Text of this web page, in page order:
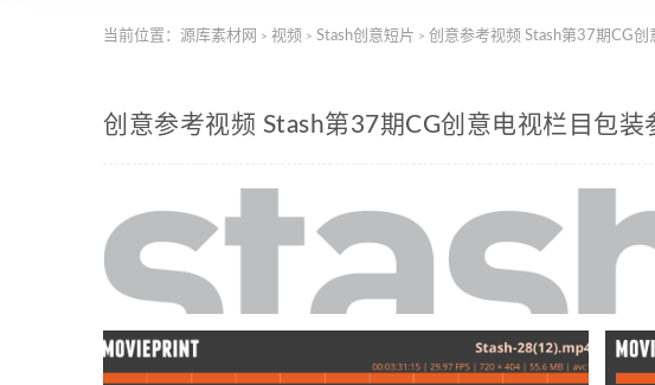
当前位置： 源库素材网 > 视频 > Stash创意短片 > 创意参考视频 Stash第37期CG
创意参考视频 Stash第37期CG创意电视栏目包装